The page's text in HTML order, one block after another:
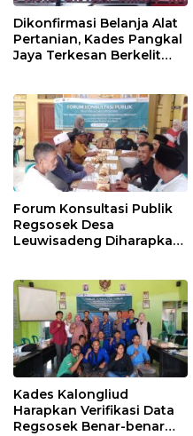
Dikonfirmasi Belanja Alat
Pertanian, Kades Pangkal
Jaya Terkesan Berkelit
Forum Konsultasi Publik
Regsosek Desa
Leuwisadeng Diharapkan
Kades Kalongliud
Harapkan Verifikasi Data
Regsosek Benar-benar